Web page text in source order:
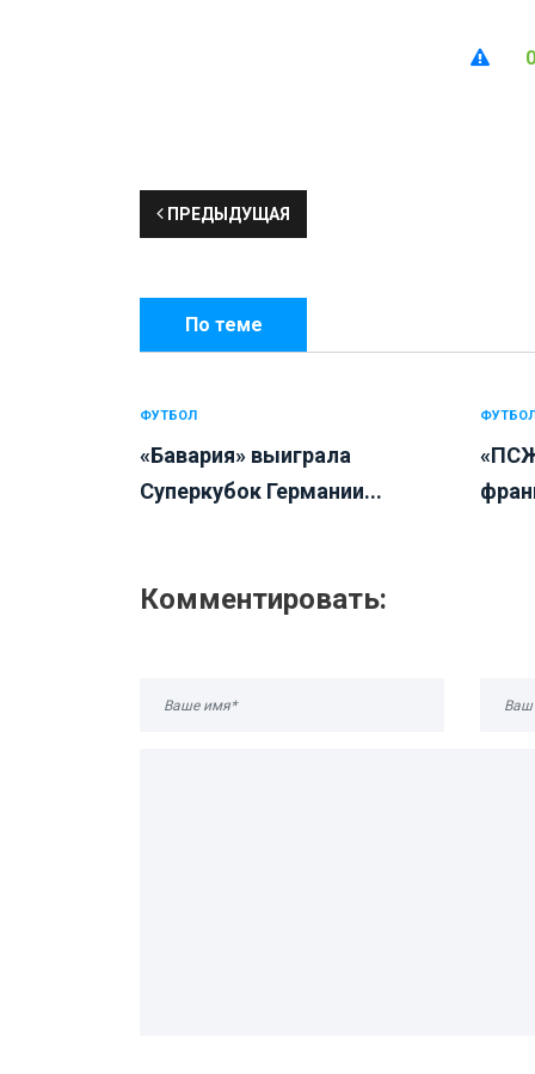
0
ПРЕДЫДУЩАЯ
По теме
ФУТБОЛ
«Бавария» выиграла
Суперкубок Германии...
ФУТБОЛ
Комментировать: